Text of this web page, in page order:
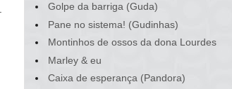
Golpe da barriga (Guda)
Pane no sistema! (Gudinhas)
Montinhos de ossos da dona Lourdes
Marley & eu
Caixa de esperança (Pandora)